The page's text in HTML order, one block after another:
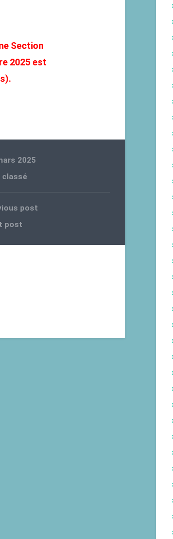
Section
2025 est
2025
classé
post
post